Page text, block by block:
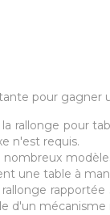
pour gagner
rallonge pour
n'est requis.
une table à
d'un mécanisme